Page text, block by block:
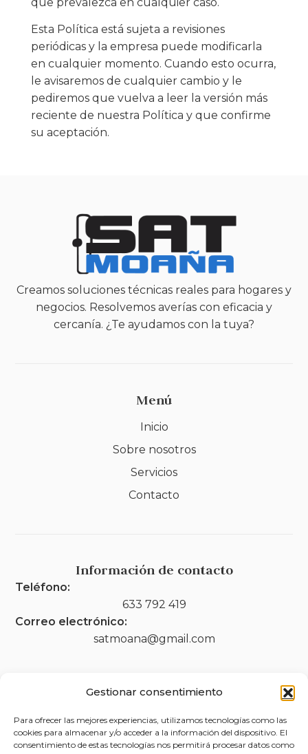
Gestionar consentimiento
Para ofrecer las mejores experiencias, utilizamos tecnologías como las
cookies para almacenar y/o acceder a la información del dispositivo. El
consentimiento de estas tecnologías nos permitirá procesar datos como
Esta Política está sujeta a revisiones
periódicas y la empresa puede modificarla
en cualquier momento. Cuando esto ocurra,
le avisaremos de cualquier cambio y le
pediremos que vuelva a leer la versión más
reciente de nuestra Política y que confirme
su aceptación.
Creamos soluciones técnicas reales para hogares y
negocios. Resolvemos averías con eficacia y
cercanía. ¿Te ayudamos con la tuya?
Menú
Inicio
Sobre nosotros
Servicios
Contacto
Información de contacto
Teléfono:
633 792 419
Correo electrónico:
satmoana@gmail.com
Aviso legal